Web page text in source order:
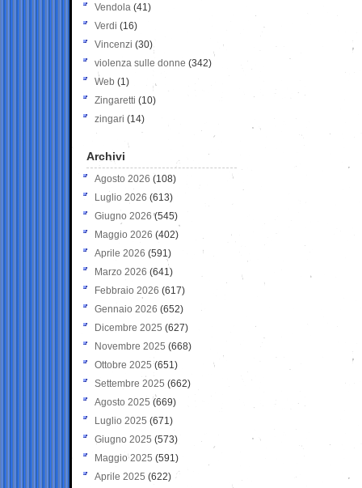
Vendola (41)
Verdi (16)
Vincenzi (30)
violenza sulle donne (342)
Web (1)
Zingaretti (10)
zingari (14)
Archivi
Agosto 2026 (108)
Luglio 2026 (613)
Giugno 2026 (545)
Maggio 2026 (402)
Aprile 2026 (591)
Marzo 2026 (641)
Febbraio 2026 (617)
Gennaio 2026 (652)
Dicembre 2025 (627)
Novembre 2025 (668)
Ottobre 2025 (651)
Settembre 2025 (662)
Agosto 2025 (669)
Luglio 2025 (671)
Giugno 2025 (573)
Maggio 2025 (591)
Aprile 2025 (622)